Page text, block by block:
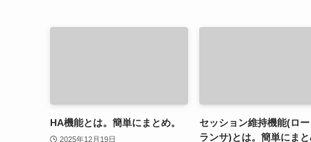
HA機能とは。簡単にまとめ。
2025年12月19日
セッション維持機能(ロ
ランサ)とは。簡単にま